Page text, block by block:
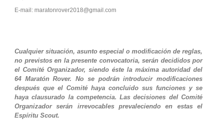
E-mail: maratonrover2018@gmail.com
Cualquier situación, asunto especial o modificación de reglas,
no previstos en la presente convocatoria, serán decididos por
el Comité Organizador, siendo éste la máxima autoridad del
64 Maratón Rover. No se podrán introducir modificaciones
después que el Comité haya concluido sus funciones y se
haya clausurado la competencia. Las decisiones del Comité
Organizador serán irrevocables prevaleciendo en estas el
Espíritu Scout.